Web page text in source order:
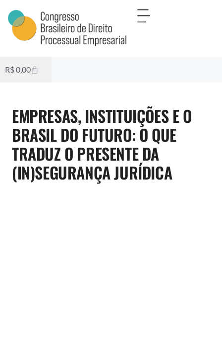
R$0,00
EMPRESAS, INSTITUIÇÕES E O
BRASIL DO FUTURO: O QUE
TRADUZ O PRESENTE DA
(IN)SEGURANÇA JURÍDICA